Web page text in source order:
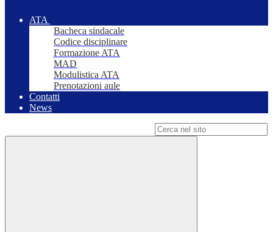
ATA
Bacheca sindacale
Codice disciplinare
Formazione ATA
MAD
Modulistica ATA
Prenotazioni aule
Contatti
News